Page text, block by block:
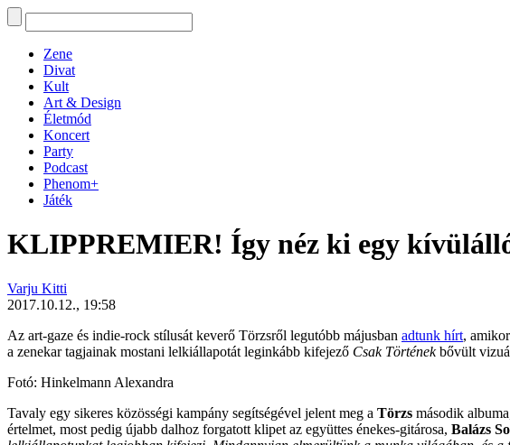
Zene
Divat
Kult
Art & Design
Életmód
Koncert
Party
Podcast
Phenom+
Játék
KLIPPREMIER! Így néz ki egy
Varju Kitti
2017.10.12., 19:58
Az art-gaze és indie-rock stílusát keverő Törzsről legutóbb májusban adtunk hírt,
a zenekar tagjainak mostani lelkiállapotát leginkább kifejező Csak Történek bővült
Fotó: Hinkelmann Alexandra
Tavaly egy sikeres közösségi kampány segítségével jelent meg a Törzs második
értelmet, most pedig újabb dalhoz forgatott klipet az együttes énekes-gitárosa, Balázs